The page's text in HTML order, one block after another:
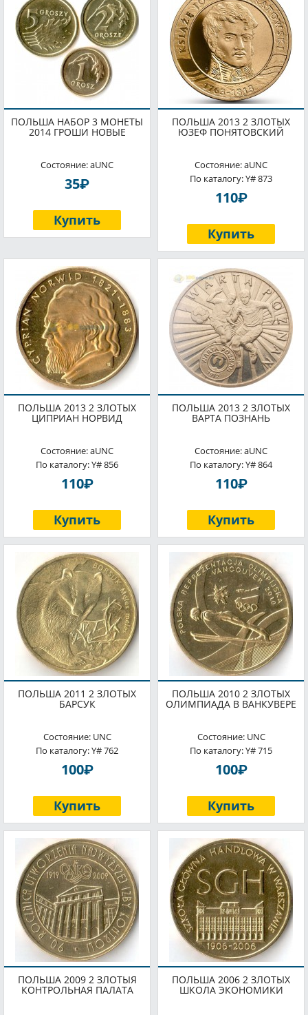
ПОЛЬША НАБОР 3 МОНЕТЫ
2014 ГРОШИ НОВЫЕ
Состояние: aUNC
35P
Купить
ПОЛЬША 2013 2 ЗЛОТЫХ
ЮЗЕФ ПОНЯТОВСКИЙ
Состояние: aUNC
По каталогу: Y# 873
110P
Купить
ПОЛЬША 2013 2 ЗЛОТЫХ
ЦИПРИАН НОРВИД
Состояние: aUNC
По каталогу: Y# 856
110P
Купить
ПОЛЬША 2013 2 ЗЛОТЫХ
ВАРТА ПОЗНАНЬ
Состояние: aUNC
По каталогу: Y# 864
110P
Купить
ПОЛЬША 2011 2 ЗЛОТЫХ
БАРСУК
Состояние: UNC
По каталогу: Y# 762
100P
Купить
ПОЛЬША 2010 2 ЗЛОТЫХ
ОЛИМПИАДА В ВАНКУВЕРЕ
Состояние: UNC
По каталогу: Y# 715
100P
Купить
ПОЛЬША 2009 2 ЗЛОТЫЯ
КОНТРОЛЬНАЯ ПАЛАТА
ПОЛЬША 2006 2 ЗЛОТЫХ
ШКОЛА ЭКОНОМИКИ